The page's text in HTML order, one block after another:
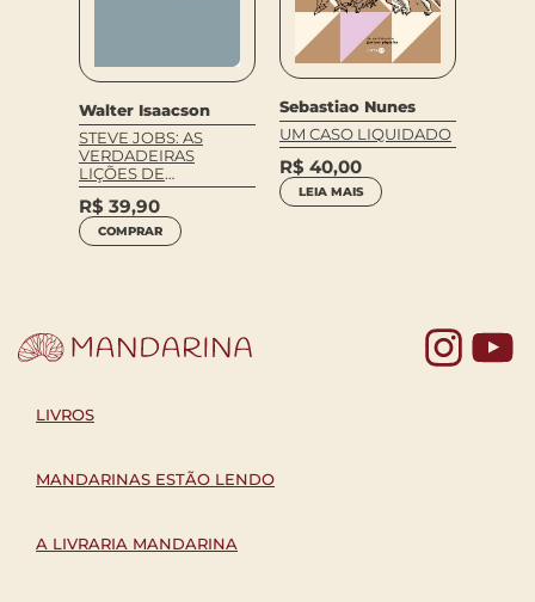
Walter Isaacson
STEVE JOBS: AS
VERDADEIRAS
LIÇÕES DE
LIDERANÇA
R$ 39,90
COMPRAR
Sebastiao Nunes
UM CASO LIQUIDADO
R$ 40,00
LEIA MAIS
LIVROS
MANDARINAS ESTÃO LENDO
A LIVRARIA MANDARINA